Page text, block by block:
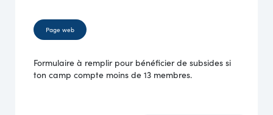
Page web
Formulaire à remplir pour bénéficier de subsides si
ton camp compte moins de 13 membres.